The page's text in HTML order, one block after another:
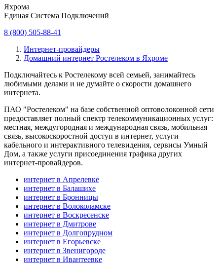
Яхрома
Единая Система Подключений
8 (800) 505-88-41
Интернет-провайдеры
Домашний интернет Ростелеком в Яхроме
Подключайтесь к Ростелекому всей семьей, занимайтесь
любимыми делами и не думайте о скорости домашнего
интернета.
ПАО "Ростелеком" на базе собственной оптоволоконной сети
предоставляет полный спектр телекоммуникационных услуг:
местная, междугородная и международная связь, мобильная
связь, высокоскоростной доступ в интернет, услуги
кабельного и интерактивного телевидения, сервисы Умный
Дом, а также услуги присоединения трафика других
интернет-провайдеров.
интернет в Апрелевке
интернет в Балашихе
интернет в Бронницы
интернет в Волоколамске
интернет в Воскресенске
интернет в Дмитрове
интернет в Долгопрудном
интернет в Егорьевске
интернет в Звенигороде
интернет в Ивантеевке